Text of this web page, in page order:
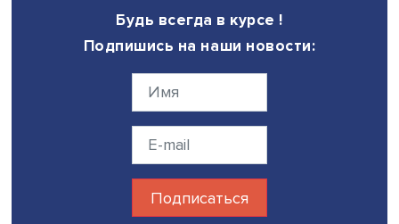
бдительными. Пока нет наказания за создание
мошеннических и иных криминальных целях.
Эксперты предполагают, что в ближайшем будущем
будут использоваться чаще, поэтому нужно хорошо
персональные данные. Важно понимать, что
пытаться пользоваться новыми ситуациями: например, в
начале марта, после введения самозапрета на
«Госуслуги», гражданам начали поступать звонки от
фальшивых сотрудников «Госуслуг» с требованием
«правильное» ограничение. Цель — получение доступа
аккаунтам в системе.